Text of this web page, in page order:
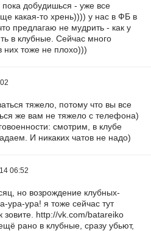
добудишься - уже все
какая-то хрень)))) у нас в ФБ в
предлагаю не мудрить - как у
в клубные. Сейчас много
тоже не плохо)))
тяжело, потому что вы все
же вам не тяжело с телефона)
смотрим, в клубе
И никаких чатов не надо)
06:52
но возрождение клубных-
ура-ура! я тоже сейчас тут
зовите. http://vk.com/batareiko
рано в клубные, сразу убьют,